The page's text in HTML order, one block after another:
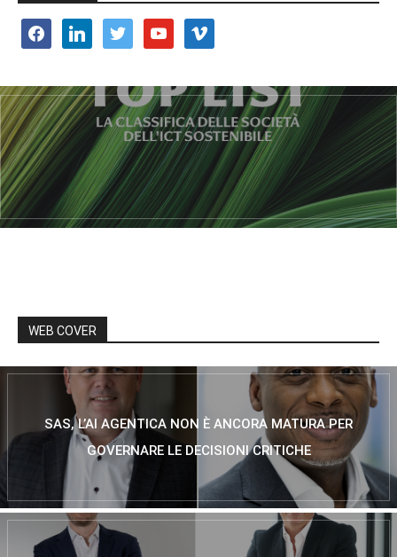
facebooklinkedin twitter youtube vimeo
WEB COVER
SAS, L’AI AGENTICA NON È ANCORA MATURA PER
GOVERNARE LE DECISIONI CRITICHE